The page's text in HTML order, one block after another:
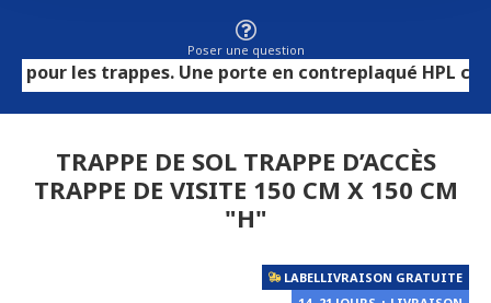
Poser une question
trappes. Une porte en contreplaqué HPL
TRAPPE DE SOL TRAPPE D’ACCÈS
TRAPPE DE VISITE 150 CM X 150 CM
"H"
LABELLIVRAISON GRATUITE